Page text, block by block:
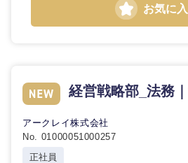
お気に
経営戦略部_法務
アークレイ株式会社
No. 01000051000257
正社員